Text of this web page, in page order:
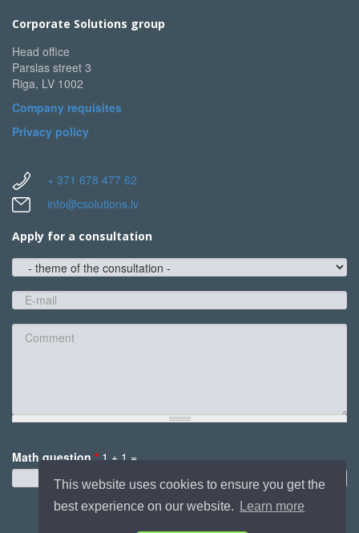
This website uses cookies to ensure you get the
best experience on our website.
Learn more
Corporate Solutions group
Head office
Parslas street 3
Riga, LV 1002
Company requisites
Privacy policy
+ 371 678 477 62
info@csolutions.lv
Apply for a consultation
theme
of
the
consultation
E-
mail
*Math question * 1 + 1 =